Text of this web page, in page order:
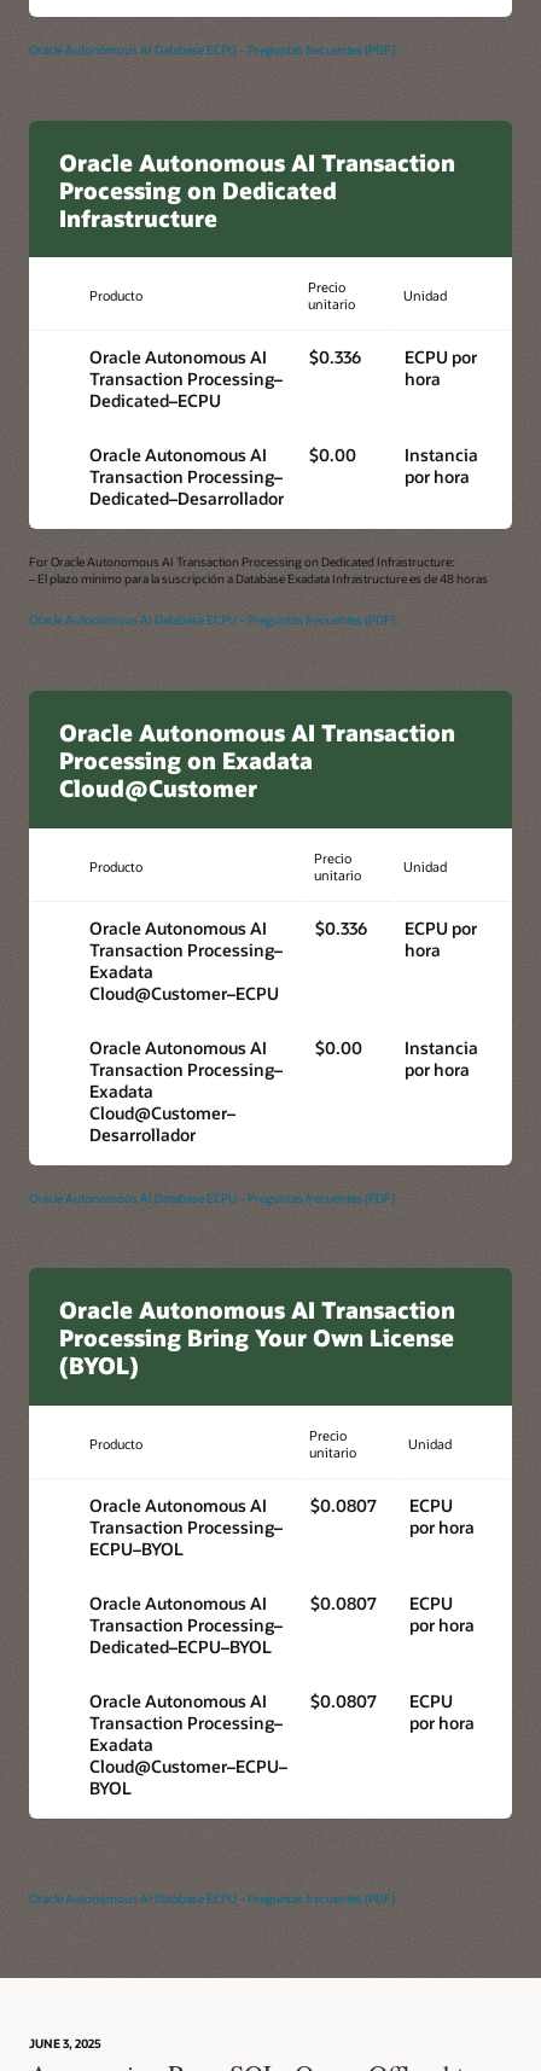
Oracle Autonomous AI Database ECPU – Preguntas frecuentes (PDF)
Oracle Autonomous AI Transaction
Processing on Dedicated
Infrastructure
Producto
Precio
unitario
Unidad
Oracle Autonomous AI
Transaction Processing–
Dedicated–ECPU
$0.336
ECPU por
hora
Oracle Autonomous AI
Transaction Processing–
Dedicated–Desarrollador
$0.00
Instancia
por hora
For Oracle Autonomous AI Transaction Processing on Dedicated Infrastructure:
– El plazo mínimo para la suscripción a Database Exadata Infrastructure es de 48 horas
Oracle Autonomous AI Database ECPU – Preguntas frecuentes (PDF)
Oracle Autonomous AI Transaction
Processing on Exadata
Cloud@Customer
Producto
Precio
unitario
Unidad
Oracle Autonomous AI
Transaction Processing–
Exadata
Cloud@Customer–ECPU
$0.336
ECPU por
hora
Oracle Autonomous AI
Transaction Processing–
Exadata
Cloud@Customer–
Desarrollador
$0.00
Instancia
por hora
Oracle Autonomous AI Database ECPU – Preguntas frecuentes (PDF)
Oracle Autonomous AI Transaction
Processing Bring Your Own License
(BYOL)
Producto
Precio
unitario
Unidad
Oracle Autonomous AI
Transaction Processing–
ECPU–BYOL
$0.0807
ECPU
por hora
Oracle Autonomous AI
Transaction Processing–
Dedicated–ECPU–BYOL
$0.0807
ECPU
por hora
Oracle Autonomous AI
Transaction Processing–
Exadata
Cloud@Customer–ECPU–
BYOL
$0.0807
ECPU
por hora
Oracle Autonomous AI Database ECPU – Preguntas frecuentes (PDF)
JUNE 3, 2025